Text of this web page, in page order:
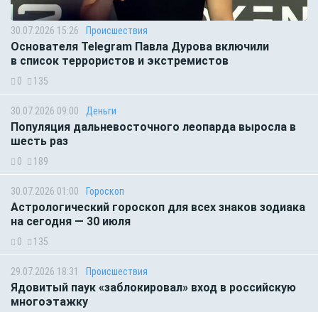
30.07.2026 15:26 Происшествия
Основателя Telegram Павла Дурова включили
в список террористов и экстремистов
0 135
30.07.2026 09:00 Деньги
Популяция дальневосточного леопарда выросла в
шесть раз
0 189
30.07.2026 01:00 Гороскоп
Астрологический гороскоп для всех знаков зодиака
на сегодня — 30 июля
0 135
29.07.2026 18:31 Происшествия
Ядовитый паук «заблокировал» вход в российскую
многоэтажку